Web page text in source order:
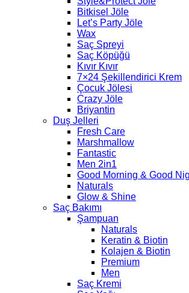
Bitkisel Jöle
Let’s Party Jöle
Wax
Saç Spreyi
Saç Köpüğü
Kıvır Kıvır
7×24 Şekillendirici Krem
Çocuk Jölesi
Crazy Jöle
Briyantin
Duş Jelleri
Fresh Care
Marshmallow
Fantastic
Men 2in1
Good Morning & Good
Naturals
Glow & Shine
Saç Bakımı
Şampuan
Naturals
Keratin & Biotin
Kolajen & Biotin
Premium
Men
Saç Kremi